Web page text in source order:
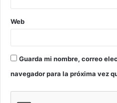
Web
Guarda mi nombre, correo
navegador para la próxima vez